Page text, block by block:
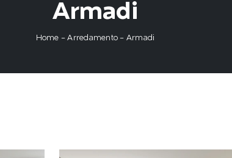
Armadi
Home -Arredamento - Armadi